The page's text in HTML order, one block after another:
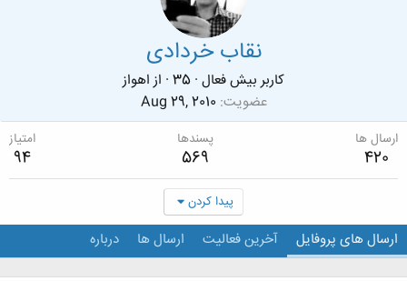
نقاب خردادی
کاربر بیش فعال ·
· از اهواز
عضویت Aug 29, 2010
ارسال ها
420
پسندها
569
امتیاز
94
پیدا کردن
ارسال های پروفایل آخرین فعالیت ارسال ها درباره